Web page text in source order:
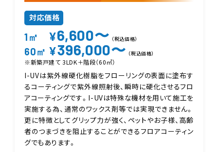
対応価格
1㎡ ¥6,600〜 （税込価格）
60㎡ ¥396,000〜 （税込価格）
※新築戸建て 3LDK＋階段（60㎡）
I-UVは紫外線硬化樹脂をフローリングの表面に塗布す
るコーティングで紫外線照射後、瞬時に硬化させるフロ
アコーティングです。I-UVは特殊な機材を用いて施工を
実施する為、通常のワックス剤等では実現できません。
更に特徴としてグリップ力が強く、ペットやお子様、高齢
者のつまづきを阻止することができるフロアコーティン
グでもあります。